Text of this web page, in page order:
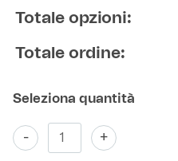
Totale opzioni:
Totale ordine:
-
Maglia
Kombat
+